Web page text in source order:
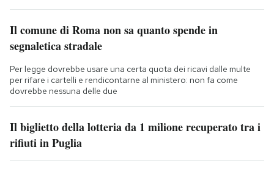
Il comune di Roma non sa quanto spende in
segnaletica stradale
Per legge dovrebbe usare una certa quota dei ricavi dalle multe
per rifare i cartelli e rendicontarne al ministero: non fa come
dovrebbe nessuna delle due
Il biglietto della lotteria da 1 milione recuperato tra i
rifiuti in Puglia